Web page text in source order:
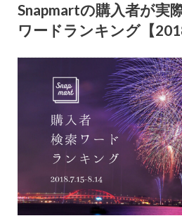
Snapmartの購入者が実
ワードランキング【